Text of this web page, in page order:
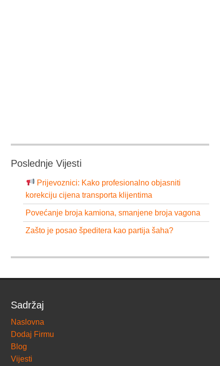
Poslednje Vijesti
Prijevoznici: Kako profesionalno objasniti
korekciju cijena transporta klijentima
Povećanje broja kamiona, smanjene broja vagona
Zašto je posao špeditera kao partija šaha?
Sadržaj
Naslovna
Dodaj Firmu
Blog
Vijesti